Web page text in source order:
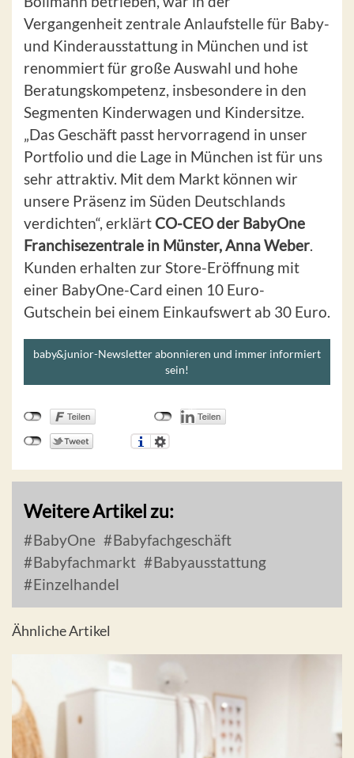
Vergangenheit zentrale Anlaufstelle für Baby-
und Kinderausstattung in München und ist
renommiert für große Auswahl und hohe
Beratungskompetenz, insbesondere in den
Segmenten Kinderwagen und Kindersitze.
„Das Geschäft passt hervorragend in unser
Portfolio und die Lage in München ist für uns
sehr attraktiv. Mit dem Markt können wir
unsere Präsenz im Süden Deutschlands
verdichten“, erklärt CO-CEO der BabyOne
Franchisezentrale in Münster, Anna Weber.
Kunden erhalten zur Store-Eröffnung mit
einer BabyOne-Card einen 10 Euro-
Gutschein bei einem Einkaufswert ab 30 Euro.
baby&junior-Newsletter abonnieren und immer informiert
sein!
Weitere Artikel zu:
BabyOne
Babyfachgeschäft
Babyfachmarkt
Babyausstattung
Einzelhandel
Ähnliche Artikel